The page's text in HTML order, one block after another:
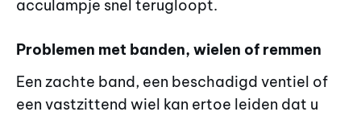
acculampje snel terugloopt.
Problemen met banden, wielen of remmen
Een zachte band, een beschadigd ventiel of
een vastzittend wiel kan ertoe leiden dat u